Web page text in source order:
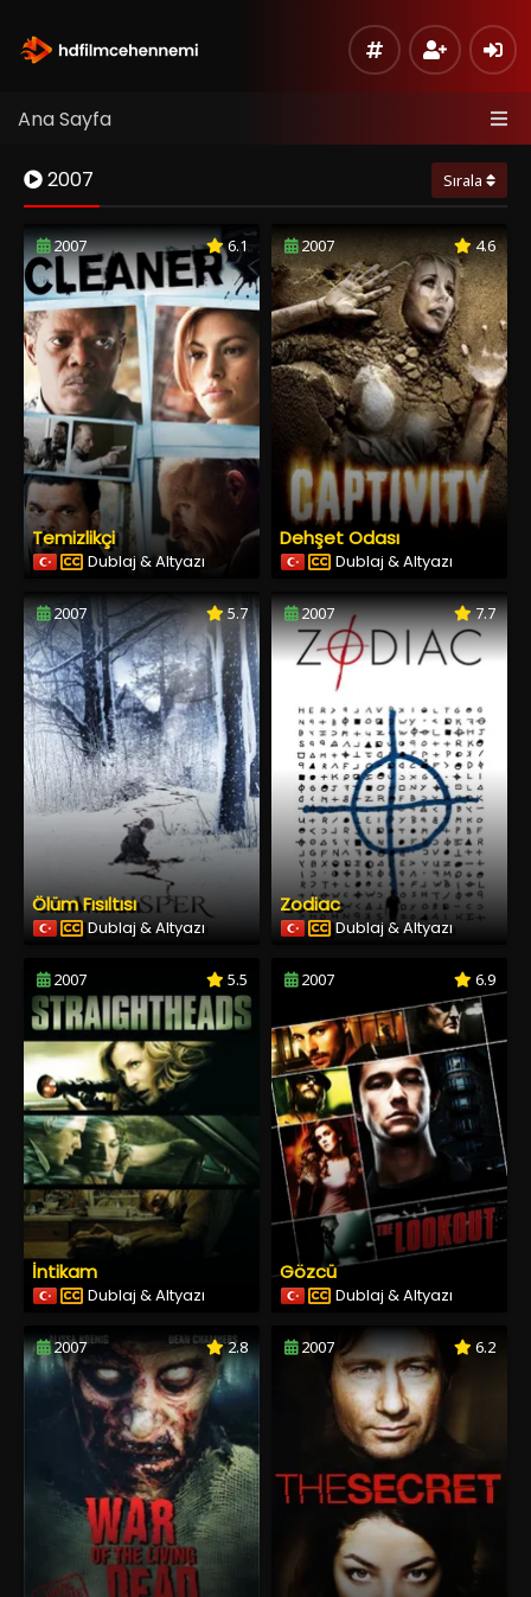
Ana Sayfa
2007 Sırala
2007 6.1
Temizlikçi
Dublaj & Altyazı
2007 4.6
Dehşet Odası
Dublaj & Altyazı
2007 5.7
Ölüm Fısıltısı
Dublaj & Altyazı
2007 7.7
Zodiac
Dublaj & Altyazı
2007 5.5
İntikam
Dublaj & Altyazı
2007 6.9
Gözcü
Dublaj & Altyazı
2007 2.8 2007 6.2